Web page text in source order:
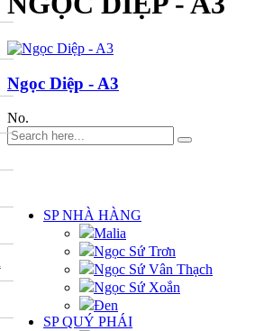
Ngọc Diệp - A3
No.
SP NHÀ HÀNG
Malia
Ngọc Sứ Trơn
Ngọc Sứ Vân Thạch
Ngọc Sứ Xoắn
Đen
SP QUÝ PHÁI